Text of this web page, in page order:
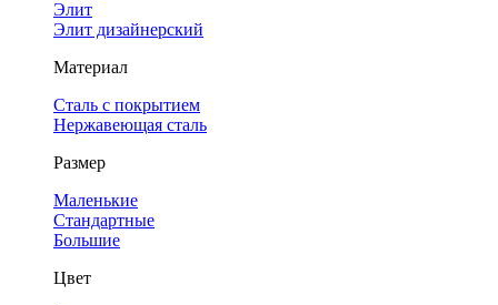
Элит
Элит дизайнерский
Материал
Сталь с покрытием
Нержавеющая сталь
Размер
Маленькие
Стандартные
Большие
Цвет